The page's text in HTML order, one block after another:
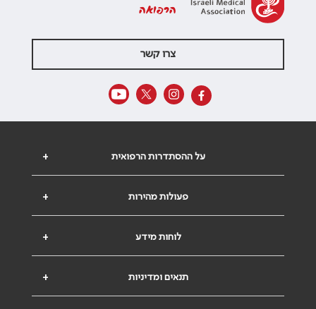
הרפואה
צרו קשר
+ על ההסתדרות הרפואית
+ פעולות מהירות
+ לוחות מידע
+ תנאים ומדיניות